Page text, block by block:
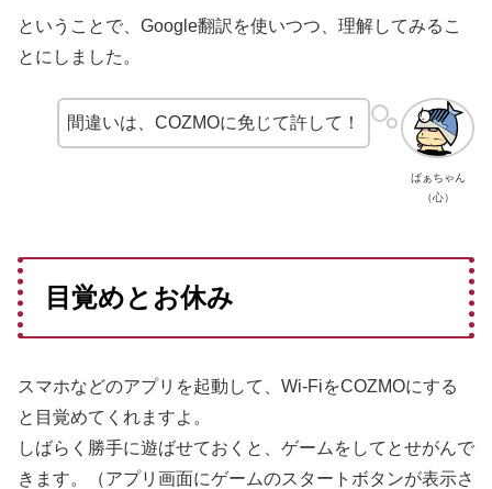
ということで、Google翻訳を使いつつ、理解してみるこ
とにしました。
ばぁちゃん
（心）
間違いは、COZMOに免じて許して！
目覚めとお休み
スマホなどのアプリを起動して、Wi-FiをCOZMOにする
と目覚めてくれますよ。
しばらく勝手に遊ばせておくと、ゲームをしてとせがんで
きます。（アプリ画面にゲームのスタートボタンが表示さ